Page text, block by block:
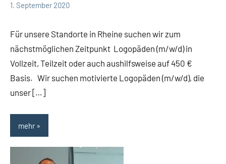
Intern
1. September 2020
TBueskens
Für unsere Standorte in Rheine suchen wir zum
nächstmöglichen Zeitpunkt Logopäden (m/w/d) in
Vollzeit, Teilzeit oder auch aushilfsweise auf 450 €
Basis. Wir suchen motivierte Logopäden (m/w/d), die
unser […]
mehr